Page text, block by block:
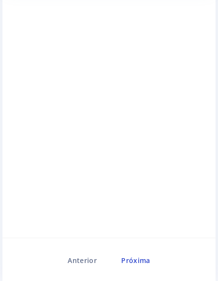
Anterior Próxima